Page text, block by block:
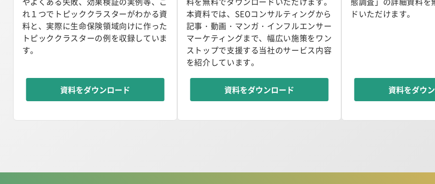
れ１つでトピッククラスターがわかる資
料と、実際に生命保険領域向けに作った
トピッククラスターの例を収録していま
す。
資料をダウンロード
本資料では、SEOコンサルティングから
記事・動画・マンガ・インフルエンサー
マーケティングまで、幅広い施策をワン
ストップで支援する当社のサービス内容
を紹介しています。
資料をダウンロード
ドいただけます。
資料をダウ